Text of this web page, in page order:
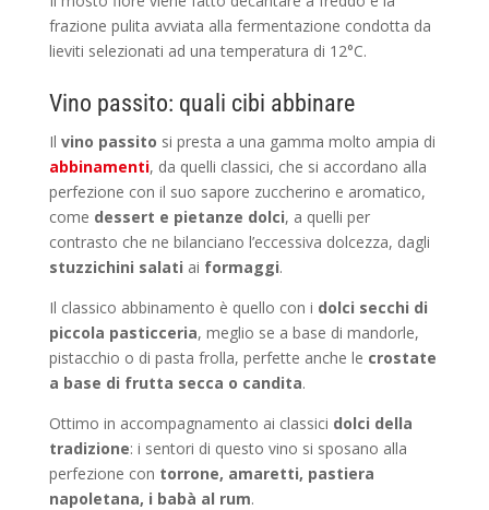
frazione pulita avviata alla fermentazione condotta da
lieviti selezionati ad una temperatura di 12°C.
Vino passito: quali cibi abbinare
Il vino passito si presta a una gamma molto ampia di
abbinamenti, da quelli classici, che si accordano alla
perfezione con il suo sapore zuccherino e aromatico,
come dessert e pietanze dolci, a quelli per
contrasto che ne bilanciano l’eccessiva dolcezza, dagli
stuzzichini salati ai formaggi.
Il classico abbinamento è quello con i dolci secchi di
piccola pasticceria, meglio se a base di mandorle,
pistacchio o di pasta frolla, perfette anche le crostate
a base di frutta secca o candita.
Ottimo in accompagnamento ai classici dolci della
tradizione: i sentori di questo vino si sposano alla
perfezione con torrone, amaretti, pastiera
napoletana, i babà al rum.